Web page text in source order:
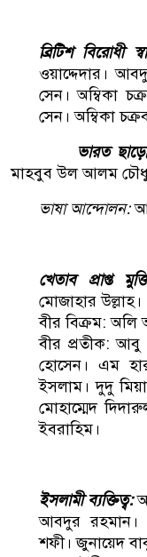
ব্রিটিশ বিরোধী
ওয়াদ্দেদার।
সেন। অম্বিকা
সেন। অম্বিকা
ভারত ছাড়ো
মাহবুব উল আলম
ভাষা আন্দোলন:
খেতাব প্রাপ্ত
মোজাহার উল্লাহ।
বীর বিক্রম:
বীর প্রতীক: আবু
হোসেন। এম
ইসলাম। দুদু
মোহাম্মেদ
ইবরাহিম।
ইসলামী ব্যক্তিত্ব:
আবদুর রহমান।
শফী। জুনায়েদ